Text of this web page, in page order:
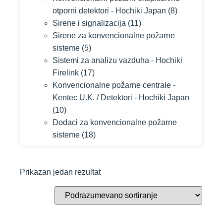
otporni detektori - Hochiki Japan (8)
Sirene i signalizacija (11)
Sirene za konvencionalne požarne
sisteme (5)
Sistemi za analizu vazduha - Hochiki
Firelink (17)
Konvencionalne požarne centrale -
Kentec U.K. / Detektori - Hochiki Japan
(10)
Dodaci za konvencionalne požarne
sisteme (18)
Prikazan jedan rezultat